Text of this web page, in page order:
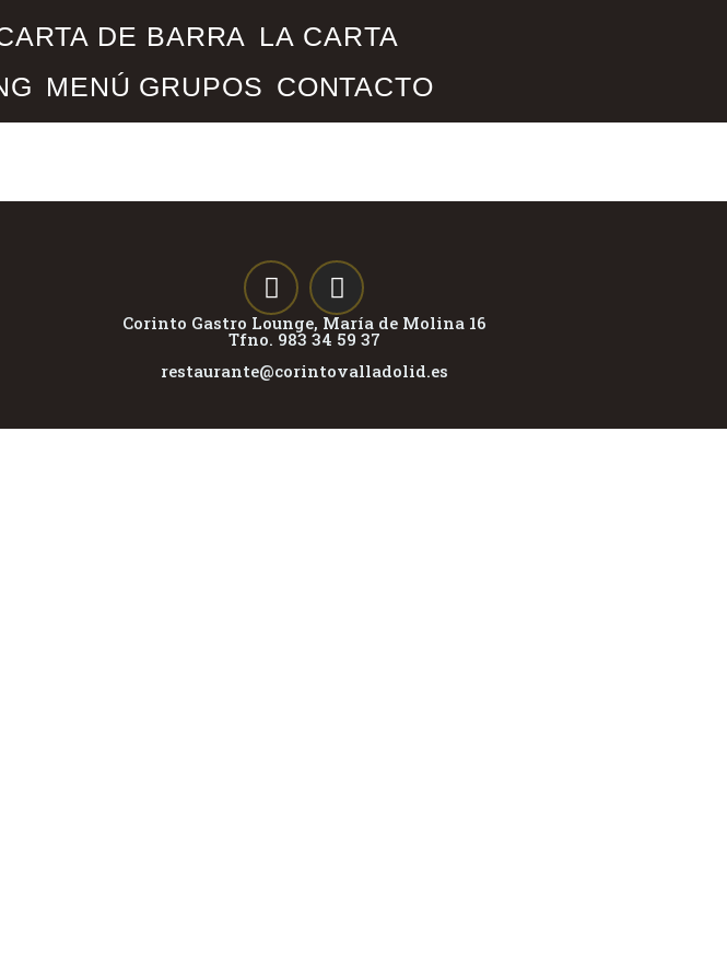
DE BARRA LA CARTA
MENÚ GRUPOS CONTACTO
Corinto Gastro Lounge, María de Molina 16
Tfno. 983 34 59 37
restaurante@corintovalladolid.es